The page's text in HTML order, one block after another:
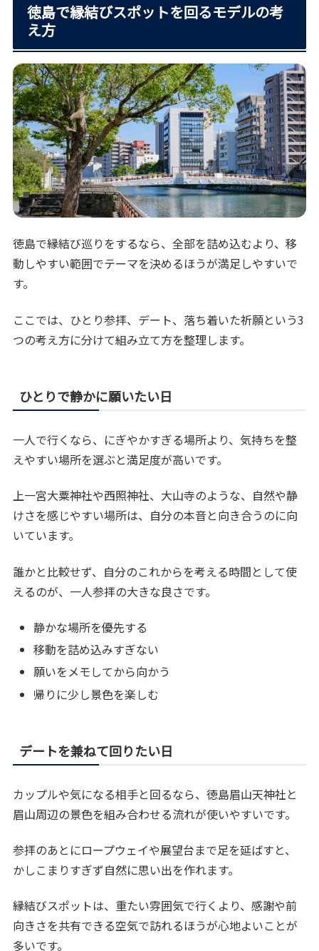
徳島で縁結びスポットを回るモデルの考
え方
徳島で縁結び巡りをするなら、全部を詰め込むより、移
動しやすい範囲でテーマを決めるほうが満足しやすいで
す。
ここでは、ひとり参拝、デート、落ち着いた祈願という3
つの考え方に分けて組み立て方を整理します。
ひとりで静かに願いたい日
一人で行くなら、にぎやかすぎる場所より、気持ちを整
えやすい場所を選ぶと満足度が高いです。
上一宮大粟神社や西照神社、大山寺のような、自然や静
けさを感じやすい場所は、自分の本音と向き合うのに向
いています。
誰かと比較せず、自分のこれからを考える時間として使
えるのが、一人参拝の大きな良さです。
静かな場所を優先する
移動を詰め込みすぎない
願いをメモしてから向かう
帰りに少し景色を楽しむ
デートを兼ねて回りたい日
カップルや気になる相手と回るなら、徳島眉山天神社と
眉山周辺の景色を組み合わせる流れが使いやすいです。
参拝のあとにロープウェイや展望台まで足を延ばすと、
かしこまりすぎず自然に思い出を作れます。
縁結びスポットは、重たい雰囲気で行くより、感謝や前
向きさを共有できる空気で訪れるほうが心地よいことが
多いです。